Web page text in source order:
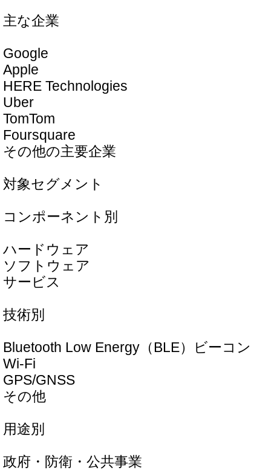
主な企業
Google
Apple
HERE Technologies
Uber
TomTom
Foursquare
その他の主要企業
対象セグメント
コンポーネント別
ハードウェア
ソフトウェア
サービス
技術別
Bluetooth Low Energy（BLE）ビーコン
Wi-Fi
GPS/GNSS
その他
用途別
政府・防衛・公共事業